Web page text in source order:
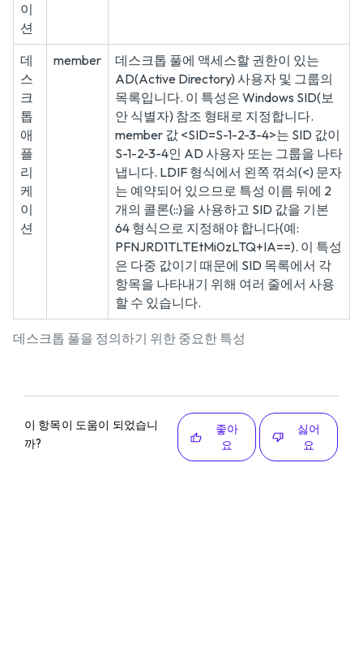
데스크톱 풀을 정의하기 위한 중요한 특성
이
션
데
스
크
톱
애
플
리
케
이
션
member
데스크톱 풀에 액세스할 권한이 있는
AD(Active Directory) 사용자 및 그룹의
목록입니다. 이 특성은 Windows SID(보
안 식별자) 참조 형태로 지정합니다.
member 값 <SID=S-1-2-3-4>는 SID 값이
S-1-2-3-4인 AD 사용자 또는 그룹을 나타
냅니다. LDIF 형식에서 왼쪽 꺾쇠(<) 문자
는 예약되어 있으므로 특성 이름 뒤에 2
개의 콜론(::)을 사용하고 SID 값을 기본
64 형식으로 지정해야 합니다(예:
PFNJRD1TLTEtMi0zLTQ+IA==). 이 특성
은 다중 값이기 때문에 SID 목록에서 각
항목을 나타내기 위해 여러 줄에서 사용
할 수 있습니다.
이 항목이 도움이 되었습니
까?
좋아
요
싫어
요